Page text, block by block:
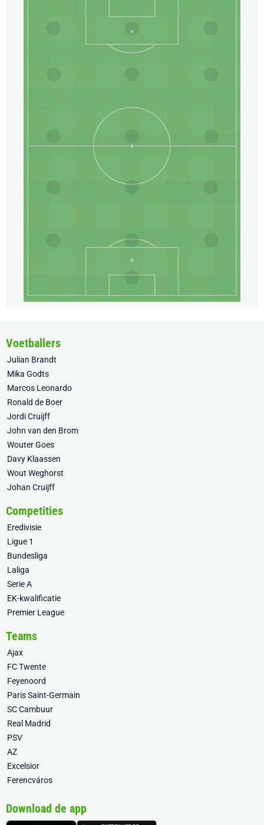
Voetballers
Julian Brandt
Mika Godts
Marcos Leonardo
Ronald de Boer
Jordi Cruijff
John van den Brom
Wouter Goes
Davy Klaassen
Wout Weghorst
Johan Cruijff
Competities
Eredivisie
Ligue 1
Bundesliga
Laliga
Serie A
EK-kwalificatie
Premier League
Teams
Ajax
FC Twente
Feyenoord
Paris Saint-Germain
SC Cambuur
Real Madrid
PSV
AZ
Excelsior
Ferencváros
Download de app